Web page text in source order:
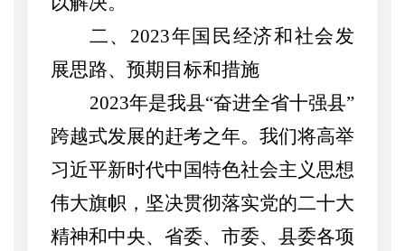
二、 2023年国民经济和社会发
展思路、预期目标和措施
2023年是我县“奋进全省十强县”
跨越式发展的赶考之年。我们将高举
习近平新时代中国特色社会主义思想
伟大旗帜，坚决贯彻落实党的二十大
精神和中央、省委、市委、县委各项